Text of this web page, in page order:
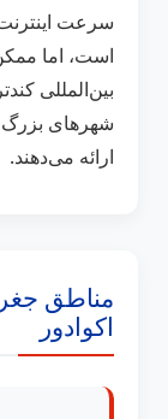
سرعت
است، اما
بین‌المللی
شهرهای بزرگ
ارائه می‌دهند.
مناطق
اکوادور